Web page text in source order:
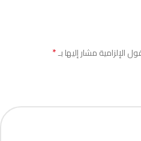
الإلزامية مشار إليها بـ*